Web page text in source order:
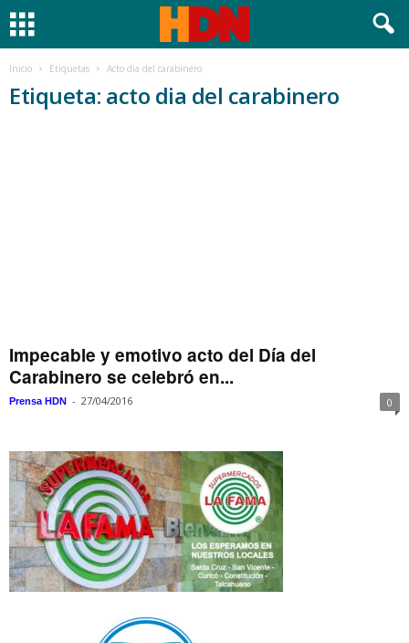
Inicio Etiquetas Acto dia del carabinero
Etiqueta: acto dia del carabinero
Impecable y emotivo acto del Día del
Carabinero se celebró en...
Prensa HDN - 27/04/2016 0